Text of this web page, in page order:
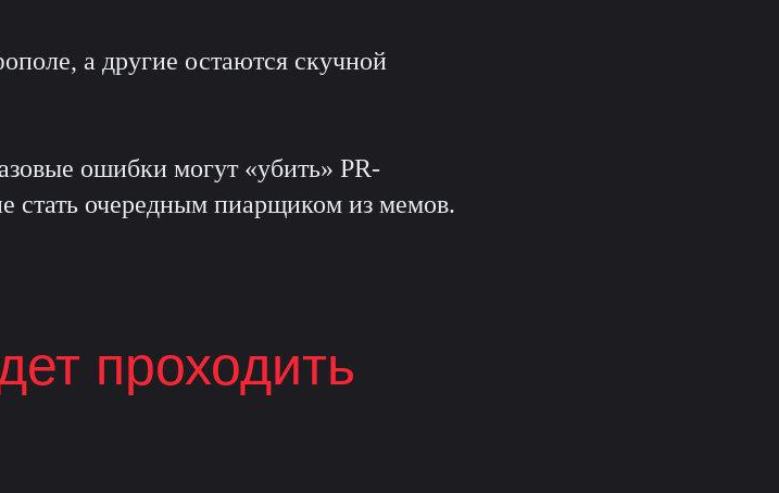
а другие остаются скучной
ошибки могут «убить» PR-
стать очередным пиарщиком из мемов.
проходить